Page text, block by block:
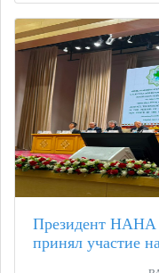
Президент НАНА
принял участие